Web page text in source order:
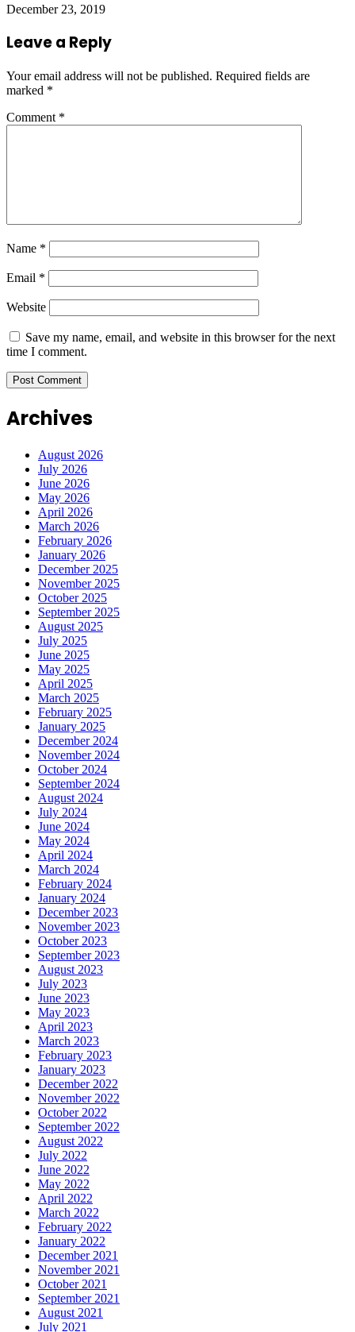
December 23, 2019
Leave a Reply
Your email address will not be published. Required fields are
marked *
Comment *
Name *
Email *
Website
Save my name, email, and website in this browser for the next
time I comment.
Archives
August 2026
July 2026
June 2026
May 2026
April 2026
March 2026
February 2026
January 2026
December 2025
November 2025
October 2025
September 2025
August 2025
July 2025
June 2025
May 2025
April 2025
March 2025
February 2025
January 2025
December 2024
November 2024
October 2024
September 2024
August 2024
July 2024
June 2024
May 2024
April 2024
March 2024
February 2024
January 2024
December 2023
November 2023
October 2023
September 2023
August 2023
July 2023
June 2023
May 2023
April 2023
March 2023
February 2023
January 2023
December 2022
November 2022
October 2022
September 2022
August 2022
July 2022
June 2022
May 2022
April 2022
March 2022
February 2022
January 2022
December 2021
November 2021
October 2021
September 2021
August 2021
July 2021